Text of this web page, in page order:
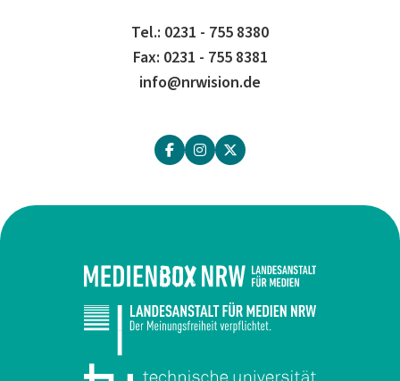
Tel.: 0231 - 755 8380
Fax: 0231 - 755 8381
info@nrwision.de